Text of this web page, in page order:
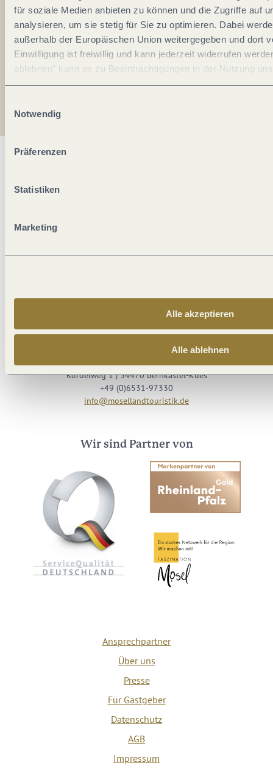
für soziale Medien anbieten zu können und die Zugriffe auf
analysieren, um sie stetig für Sie zu optimieren. Dabei
außerhalb der Europäischen Union weitergegeben und dort
Einwilligung ist freiwillig und kann jederzeit widerrufen
ablehnen" kann es zu Beeinträchtigungen in der Nutzung
Notwendig
Präferenzen
Statistiken
Marketing
Alle akzeptieren
Alle ablehnen
*
Ich erkläre mich mit derDatenschutzerklärung
einverstanden.
Mosellandtouristik GmbH
Kordelweg 1 | 54470 Bernkastel-Kues
+49 (0)6531-97330
info@mosellandtouristik.de
Wir sind Partner von
Ansprechpartner
Über uns
Presse
Für Gastgeber
Datenschutz
AGB
Impressum